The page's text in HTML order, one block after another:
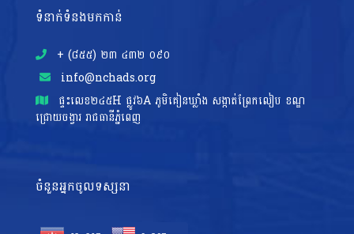
ទំនាក់ទំនងមកកាន់
+ (៨៥៥)​ ២៣​ ៤៣២ ០៩០
info@nchads.org
ផ្ទះ​លេខ២៤៥H ផ្លូវ៦A ភូមិគៀនឃ្លាំង សង្កាត់ព្រែកលៀប ខណ្ឌ
ជ្រោយចង្វារ រាជធានីភ្នំពេញ
ចំនួនអ្នកចូលទស្សនា